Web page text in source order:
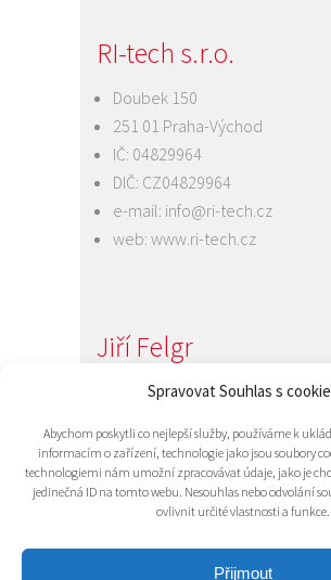
Spravovat Souhlas s
Abychom poskytli co nejlepší služby, používáme k
informacím o zařízení, technologie jako jsou soubory
technologiemi nám umožní zpracovávat údaje, jako je
jedinečná ID na tomto webu. Nesouhlas nebo odvolání
ovlivnit určité vlastnosti a funkce.
Přijmout
RI-tech s.r.o.
Doubek 150
251 01 Praha-Východ
IČ: 04829964
DIČ: CZ04829964
e-mail: info@ri-tech.cz
web: www.ri-tech.cz
Jiří Felgr
Jednatel společnosti
e-mail:info@ri-tech.cz